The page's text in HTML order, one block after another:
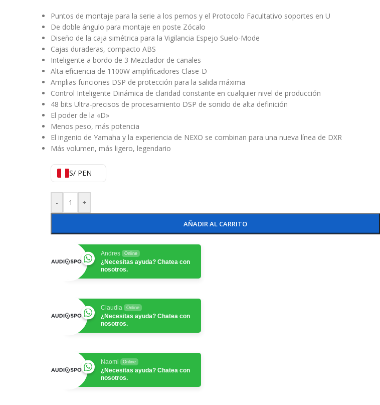
Puntos de montaje para la serie a los pernos y el Protocolo Facultativo soportes en U
De doble ángulo para montaje en poste Zócalo
Diseño de la caja simétrica para la Vigilancia Espejo Suelo-Mode
Cajas duraderas, compacto ABS
Inteligente a bordo de 3 Mezclador de canales
Alta eficiencia de 1100W amplificadores Clase-D
Amplias funciones DSP de protección para la salida máxima
Control Inteligente Dinámica de claridad constante en cualquier nivel de producción
48 bits Ultra-precisos de procesamiento DSP de sonido de alta definición
El poder de la «D»
Menos peso, más potencia
El ingenio de Yamaha y la experiencia de NEXO se combinan para una nueva línea de DXR
Más volumen, más ligero, legendario
S/ PEN
- +
AÑADIR AL CARRITO
Andres Online
¿Necesitas ayuda? Chatea con
nosotros.
Claudia Online
¿Necesitas ayuda? Chatea con
nosotros.
Naomi Online
¿Necesitas ayuda? Chatea con
nosotros.